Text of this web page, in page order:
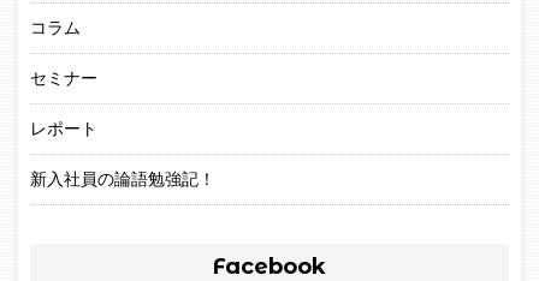
コラム
セミナー
レポート
新入社員の論語勉強記！
Facebook